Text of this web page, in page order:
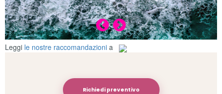
Leggi le nostre raccomandazioni a
Richiedi preventivo